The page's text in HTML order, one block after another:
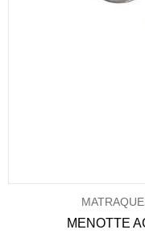
MENOTTE